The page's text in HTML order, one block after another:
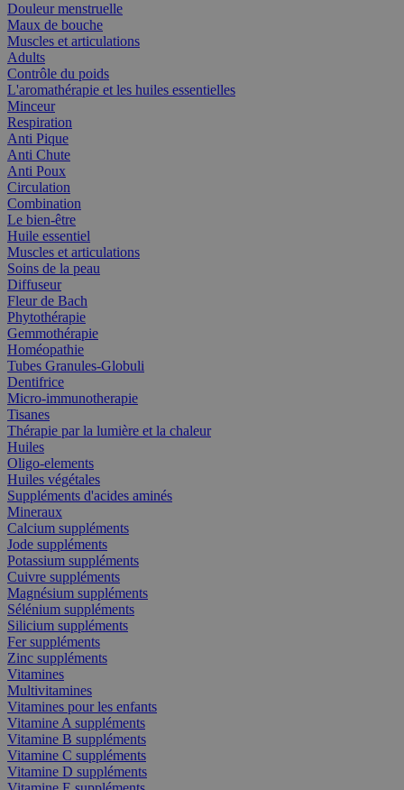
Douleur menstruelle
Maux de bouche
Muscles et articulations
Adults
Contrôle du poids
L'aromathérapie et les huiles essentielles
Minceur
Respiration
Anti Pique
Anti Chute
Anti Poux
Circulation
Combination
Le bien-être
Huile essentiel
Muscles et articulations
Soins de la peau
Diffuseur
Fleur de Bach
Phytothérapie
Gemmothérapie
Homéopathie
Tubes Granules-Globuli
Dentifrice
Micro-immunotherapie
Tisanes
Thérapie par la lumière et la chaleur
Huiles
Oligo-elements
Huiles végétales
Suppléments d'acides aminés
Mineraux
Calcium suppléments
Jode suppléments
Potassium suppléments
Cuivre suppléments
Magnésium suppléments
Sélénium suppléments
Silicium suppléments
Fer suppléments
Zinc suppléments
Vitamines
Multivitamines
Vitamines pour les enfants
Vitamine A suppléments
Vitamine B suppléments
Vitamine C suppléments
Vitamine D suppléments